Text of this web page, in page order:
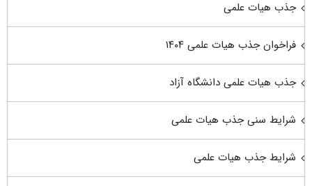
جذب هیات علمی
فراخوان جذب هیات علمی ۱۴۰۴
جذب هیات علمی دانشگاه آزاد
شرایط سنی جذب هیات علمی
شرایط جذب هیات علمی